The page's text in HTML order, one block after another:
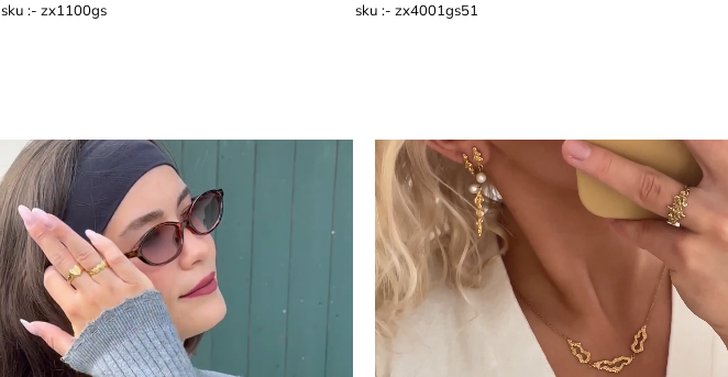
TILFØJ TIL KURV
sku :- zx1100gs QUICK VIEW
sku :- zx4001gs51